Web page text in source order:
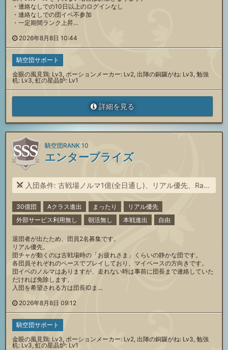
・連絡なしでの10日以上のログインなし
・連絡なしでの団イベ不参加
・一定期間ランク上昇…
2026年8月8日 10:44
騎空団サポート
金眼の風見鶏: Lv3, ポーションメーカー: Lv2, 出陣の銅鑼がね: Lv3, 勉強
机: Lv3, 虹の星晶炉: Lv1
詳細を見る
エンタープライズ
騎空団RANK 10
入団条件: 古戦場ノルマ1億(全日通し)、リアル優先、Rank250↑
30億団 Aクラス進出 まったり
リアル優先
外部サービス利用無し
朝活無し 本戦進出 自由
退団者が出たため、団員2名募集です。
リアル優先。
団チャが動くのは古戦場時の「お疲れさま」くらいの静かな団です。
各団員それぞれのペースでプレイしており、マイペースの方向きです。
団イベのノルマはありますが、走れない時は事前に団長まで連絡していた
だければ免除します。
入団を希望される方は団長IDま…
2026年8月8日 09:12
騎空団サポート
金眼の風見鶏: Lv3, ポーションメーカー: Lv2, 出陣の銅鑼がね: Lv3, 勉強
机: Lv3, 虹の星晶炉: Lv1